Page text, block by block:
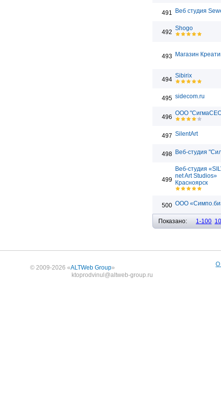
491 Веб студия
492
Shogo
493 Магазин
494
Sibirix
495 sidecom.ru
496
ООО
497 SilentArt
498 Веб-студия
499
Веб-студия
net Art Studios»
Красноярск
500 ООО
Показано: 1-100
© 2009-2026 «ALTWeb Group»
ktoprodvinul@altweb-group.ru
О